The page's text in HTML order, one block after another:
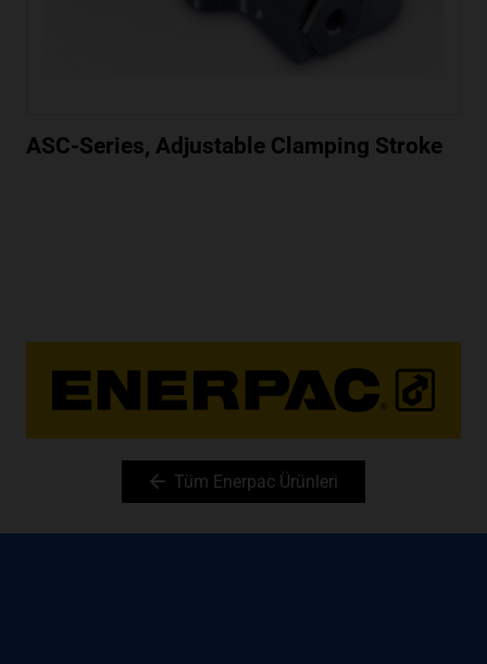
ASC-Series, Adjustable Clamping Stroke
Tüm Enerpac Ürünleri